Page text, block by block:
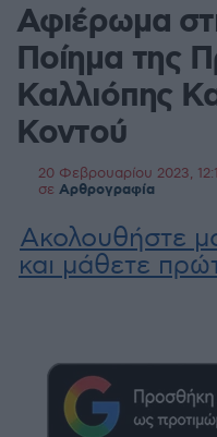
Αφιέρωμα
Ποίημα της
Καλλιόπης
Κοντού
20 Φεβρουαρίου 2023,
σε Αρθρογραφία
Ακολουθήστε
και μάθετε